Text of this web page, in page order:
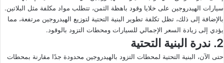
سيارات الهيدروجين على خلايا وقود باهظة الثمن، تتطلب مواد مكلفة مثل البلاتين.
بالإضافة إلى ذلك، تظل تكلفة تطوير البنية التحتية لتوزيع الهيدروجين مرتفعة، مما
يؤدي إلى زيادة السعر الإجمالي للسيارات ومحطات التزود بالوقود.
2. ندرة البنية التحتية
حتى الآن، البنية التحتية لمحطات التزود بالهيدروجين محدودة جدًا مقارنة بمحطات